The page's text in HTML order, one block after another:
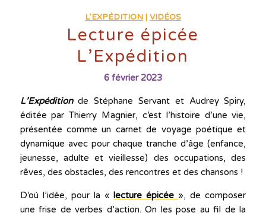
L'EXPÉDITION| VIDÉOS
Lecture épicée
L’Expédition
6 février 2023
L’Expéditionde Stéphane Servant et Audrey Spiry,
éditée par Thierry Magnier, c’est l’histoire d’une vie,
présentée comme un carnet de voyage poétique et
dynamique avec pour chaque tranche d’âge (enfance,
jeunesse, adulte et vieillesse) des occupations, des
rêves, des obstacles, des rencontres et des chansons !
D’où l’idée, pour la «lecture épicée », de composer
une frise de verbes d’action. On les pose au fil de la